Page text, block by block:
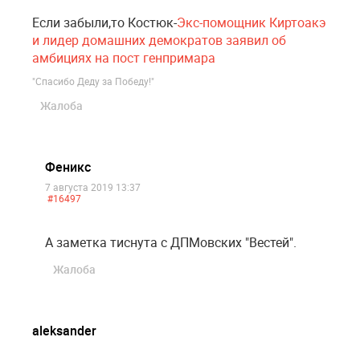
Если забыли,то Костюк-Экс-помощник Киртоакэ
и лидер домашних демократов заявил об
амбициях на пост генпримара
"Спасибо Деду за Победу!"
Жалоба
Феникс
7 августа 2019 13:37
#16497
А заметка тиснута с ДПМовских "Вестей".
Жалоба
aleksander